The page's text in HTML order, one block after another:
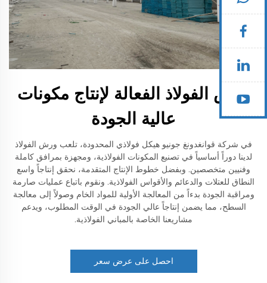
ورش الفولاذ الفعالة لإنتاج مكونات
عالية الجودة
في شركة قوانغدونغ جونيو هيكل فولاذي المحدودة، تلعب ورش الفولاذ
لدينا دوراً أساسياً في تصنيع المكونات الفولاذية، ومجهزة بمرافق كاملة
وفنيين متخصصين. وبفضل خطوط الإنتاج المتقدمة، نحقق إنتاجاً واسع
النطاق للعتلات والدعائم والأقواس الفولاذية. ونقوم باتباع عمليات صارمة
ومراقبة الجودة بدءاً من المعالجة الأولية للمواد الخام وصولاً إلى معالجة
السطح، مما يضمن إنتاجاً عالي الجودة في الوقت المطلوب، ويدعم
مشاريعنا الخاصة بالمباني الفولاذية.
احصل على عرض سعر